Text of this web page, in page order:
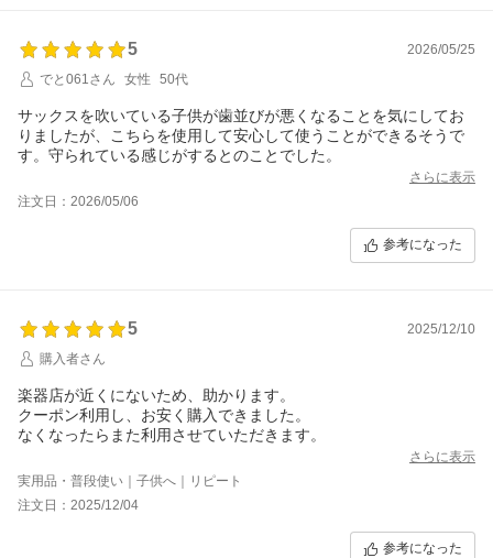
5
2026/05/25
でと061さん
女性 50代
サックスを吹いている子供が歯並びが悪くなることを気にしてお
りましたが、こちらを使用して安心して使うことができるそうで
す。守られている感じがするとのことでした。
さらに表示
注文日：2026/05/06
参考になった
5
2025/12/10
購入者さん
楽器店が近くにないため、助かります。
クーポン利用し、お安く購入できました。
なくなったらまた利用させていただきます。
さらに表示
実用品・普段使い｜子供へ｜リピート
注文日：2025/12/04
参考になった